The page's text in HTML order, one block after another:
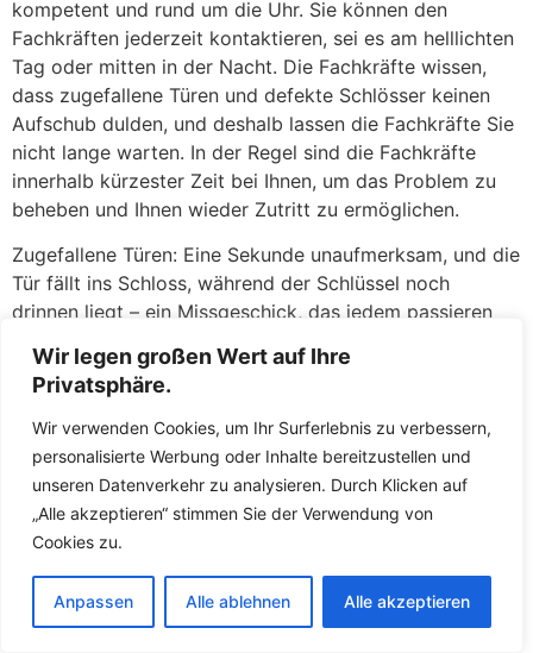
Wir legen großen Wert auf Ihre
Privatsphäre.
Wir verwenden Cookies, um Ihr Surferlebnis zu verbessern,
personalisierte Werbung oder Inhalte bereitzustellen und
unseren Datenverkehr zu analysieren. Durch Klicken auf
„Alle akzeptieren“ stimmen Sie der Verwendung von
Cookies zu.
Anpassen Alle ablehnen Alle akzeptieren
kompetent und rund um die Uhr. Sie können den
Fachkräften jederzeit kontaktieren, sei es am helllichten
Tag oder mitten in der Nacht. Die Fachkräfte wissen,
dass zugefallene Türen und defekte Schlösser keinen
Aufschub dulden, und deshalb lassen die Fachkräfte Sie
nicht lange warten. In der Regel sind die Fachkräfte
innerhalb kürzester Zeit bei Ihnen, um das Problem zu
beheben und Ihnen wieder Zutritt zu ermöglichen.
Zugefallene Türen: Eine Sekunde unaufmerksam, und die
Tür fällt ins Schloss, während der Schlüssel noch
drinnen liegt – ein Missgeschick, das jedem passieren
zugefalleneTürenin Gerstetten Württemberg täglich
und haben hierfür routinierte Handgriffe. Meist gelingt
es den Fachkräften, die Tür ohne jegliche Beschädigung
am Schloss oder an der Tür zu öffnen. Mit
Spezialwerkzeugen wie Türfallenkarten oder
Drahtschlingen greifen die Fachkräfte die Türfalle und
öffnen in wenigen Augenblicken. Sie werden erleichtert
Wohnung gelangen, als wäre nichts gewesen.